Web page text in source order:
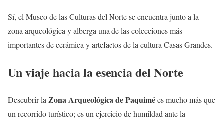
Sí, el Museo de las Culturas del Norte se encuentra junto a la
zona arqueológica y alberga una de las colecciones más
importantes de cerámica y artefactos de la cultura Casas Grandes.
Un viaje hacia la esencia del Norte
Descubrir la Zona Arqueológica de Paquimées mucho más que
un recorrido turístico; es un ejercicio de humildad ante la